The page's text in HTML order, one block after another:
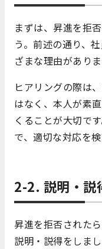
まずは、昇進を拒
う。前述の通り、
ざまな理由がありま
ヒアリングの際は
はなく、本人が素
くることが大切で
で、適切な対応を
2-2. 説明・説
昇進を拒否された
説明・説得をしま